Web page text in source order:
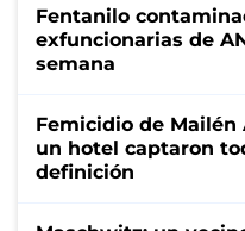
Fentanilo
exfuncionarias de
semana
Femicidio de Mailén
un hotel captaron
definición